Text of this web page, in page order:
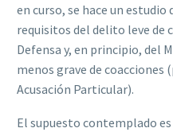
en curso, se hace un
requisitos del delito leve de
Defensa y, en principio, del
menos grave de
Acusación Particular).
El supuesto contemplado